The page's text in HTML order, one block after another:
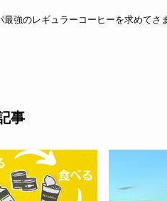
最強のレギュラーコーヒーを求めてさ
事